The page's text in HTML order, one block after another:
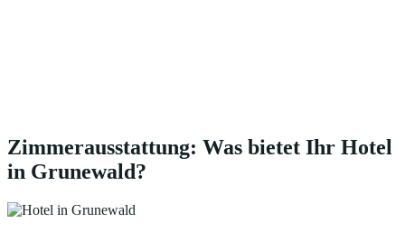
Zimmerausstattung: Was bietet Ihr Hotel
in Grunewald?